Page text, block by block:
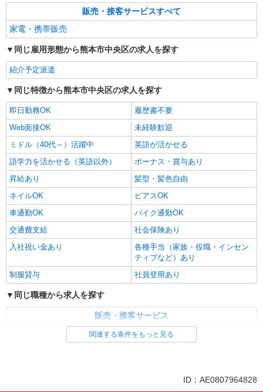
販売・接客サービスすべて
家電・携帯販売
同じ雇用形態から熊本市中央区の求人を探す
紹介予定派遣
同じ特徴から熊本市中央区の求人を探す
即日勤務OK
履歴書不要
Web面接OK
未経験歓迎
ミドル（40代～）活躍中
英語が活かせる
語学力を活かせる（英語以外）
ボーナス・賞与あり
昇給あり
髪型・髪色自由
ネイルOK
ピアスOK
車通勤OK
バイク通勤OK
交通費支給
社会保険あり
入社祝い金あり
各種手当（家族・役職・インセン
ティブなど）あり
制服貸与
社員登用あり
同じ職種から求人を探す
販売・接客サービス
関連する条件をもっと見る
ID：AE0807964828